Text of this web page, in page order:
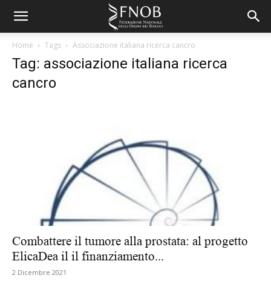
Home Tags Associazione italiana ricerca cancro
Tag: associazione italiana ricerca
cancro
Combattere il tumore alla prostata: al progetto
ElicaDea il il finanziamento...
2 Dicembre 2021